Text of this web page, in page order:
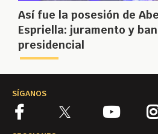
Así fue la posesión de
Espriella: juramento y
presidencial
SÍGANOS